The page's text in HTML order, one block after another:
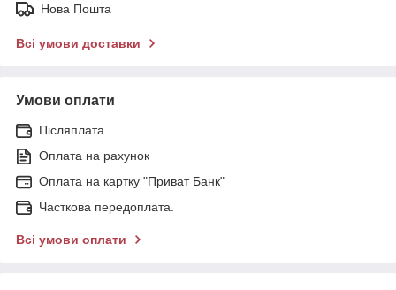
Нова Пошта
Всі умови доставки
Умови оплати
Післяплата
Оплата на рахунок
Оплата на картку "Приват Банк"
Часткова передоплата.
Всі умови оплати